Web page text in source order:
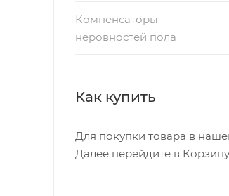
Компенсаторы
неровностей пола
Как купить
Для покупки товара в
Далее перейдите в